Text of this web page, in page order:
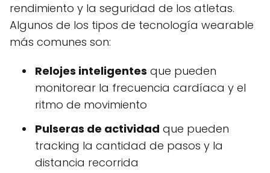
rendimiento y la seguridad de los atletas.
Algunos de los tipos de tecnología wearable
más comunes son:
Relojes inteligentes que pueden
monitorear la frecuencia cardíaca y el
ritmo de movimiento
Pulseras de actividad que pueden
tracking la cantidad de pasos y la
distancia recorrida